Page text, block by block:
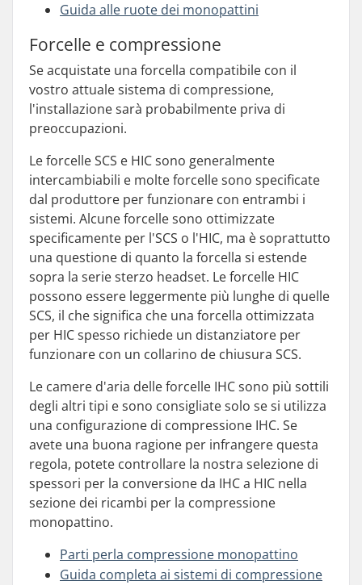
Guida alle ruote dei monopattini
Forcelle e compressione
Se acquistate una forcella compatibile con il
vostro attuale sistema di compressione,
l'installazione sarà probabilmente priva di
preoccupazioni.
Le forcelle SCS e HIC sono generalmente
intercambiabili e molte forcelle sono specificate
dal produttore per funzionare con entrambi i
sistemi. Alcune forcelle sono ottimizzate
specificamente per l'SCS o l'HIC, ma è soprattutto
una questione di quanto la forcella si estende
sopra la serie sterzo headset. Le forcelle HIC
possono essere leggermente più lunghe di quelle
SCS, il che significa che una forcella ottimizzata
per HIC spesso richiede un distanziatore per
funzionare con un collarino de chiusura SCS.
Le camere d'aria delle forcelle IHC sono più sottili
degli altri tipi e sono consigliate solo se si utilizza
una configurazione di compressione IHC. Se
avete una buona ragione per infrangere questa
regola, potete controllare la nostra selezione di
spessori per la conversione da IHC a HIC nella
sezione dei ricambi per la compressione
monopattino.
Parti perla compressione monopattino
Guida completa ai sistemi di compressione